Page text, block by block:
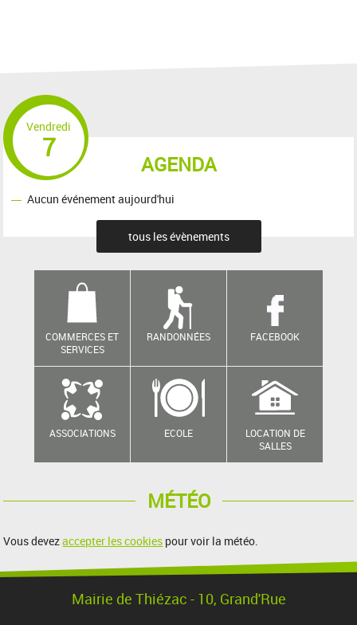
AGENDA
Vendredi
7
Aucun événement aujourd'hui
tous les évènements
COMMERCES ET
SERVICES
RANDONNÉES FACEBOOK
ASSOCIATIONS ECOLE
LOCATION DE
SALLES
MÉTÉO
Vous devezaccepter les cookies pour voir la météo.
Mairie de Thiézac - 10, Grand'Rue